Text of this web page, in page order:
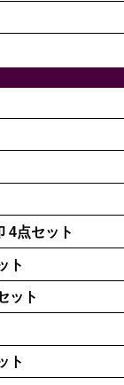
4点セット
ト
ット
ト